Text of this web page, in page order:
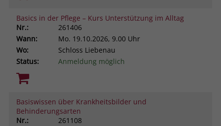
Basics in der Pflege – Kurs Unterstützung im Alltag
Nr.:
261406
Wann:
Mo. 19.10.2026, 9.00 Uhr
Wo:
Schloss Liebenau
Status:
Anmeldung möglich
Basiswissen über Krankheitsbilder und
Behinderungsarten
Nr.:
261108
Name PHPSESSID
Anbieter stiftung-liebenau.de
Laufzeit Session
allen Seitenanfragen bei.
Zweck
exklusiv für diese Website zu speichern.
Dadurch wird gewährleistet, dass
Aktionen, die bei späteren Besuchen
derselben Website durchgeführt
werden, mit derselben
Name _clsk